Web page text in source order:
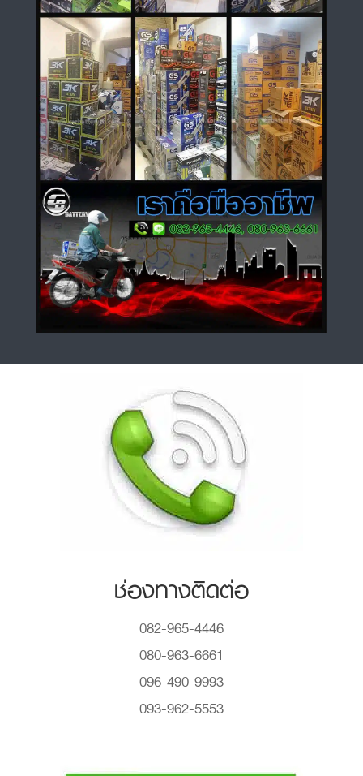
ช่องทางติดต่อ
082-965-4446
080-963-6661
096-490-9993
093-962-5553